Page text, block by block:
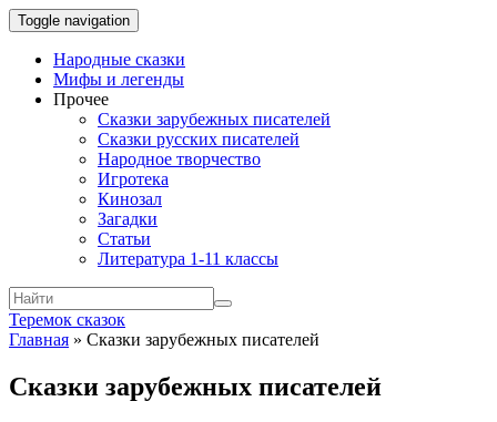
Toggle navigation
Народные сказки
Мифы и легенды
Прочее
Сказки зарубежных писателей
Сказки русских писателей
Народное творчество
Игротека
Кинозал
Загадки
Статьи
Литература 1-11 классы
Теремок сказок
Главная » Сказки зарубежных писателей
Сказки зарубежных писателей